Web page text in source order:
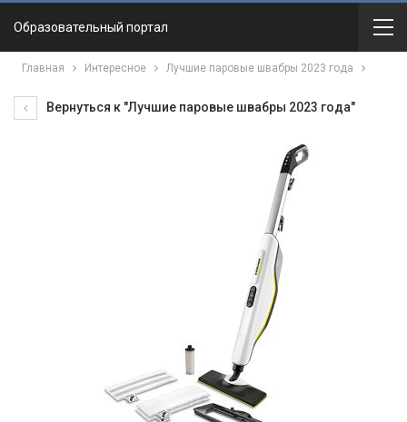
Образовательный портал
Главная Интересное Лучшие паровые швабры 2023 года
Вернуться к "Лучшие паровые швабры 2023 года"